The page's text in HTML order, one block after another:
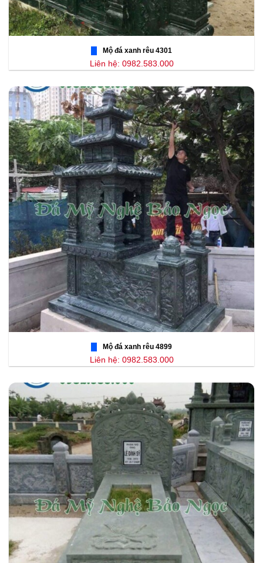
Mộ đá xanh rêu 4301
Liên hệ: 0982.583.000
Mộ đá xanh rêu 4899
Liên hệ: 0982.583.000